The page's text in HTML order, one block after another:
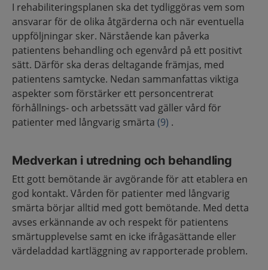
I rehabiliteringsplanen ska det tydliggöras vem som
ansvarar för de olika åtgärderna och när eventuella
uppföljningar sker. Närstående kan påverka
patientens behandling och egenvård på ett positivt
sätt. Därför ska deras deltagande främjas, med
patientens samtycke. Nedan sammanfattas viktiga
aspekter som förstärker ett personcentrerat
förhållnings- och arbetssätt vad gäller vård för
patienter med långvarig smärta (9) .
Medverkan i utredning och behandling
Ett gott bemötande är avgörande för att etablera en
god kontakt. Vården för patienter med långvarig
smärta börjar alltid med gott bemötande. Med detta
avses erkännande av och respekt för patientens
smärtupplevelse samt en icke ifrågasättande eller
värdeladdad kartläggning av rapporterade problem.